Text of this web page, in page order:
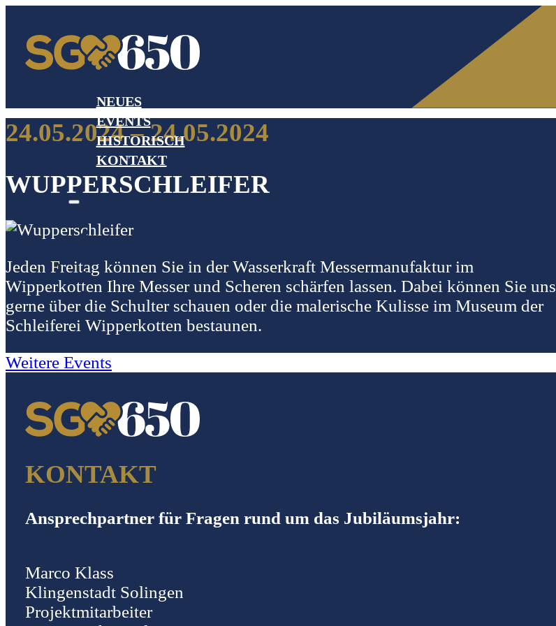
NEUES
EVENTS
HISTORISCH
KONTAKT
24.05.2024 – 24.05.2024
WUPPERSCHLEIFER
Jeden Freitag können Sie in der Wasserkraft Messermanufaktur im
Wipperkotten Ihre Messer und Scheren schärfen lassen. Dabei können Sie uns
gerne über die Schulter schauen oder die malerische Kulisse im Museum der
Schleiferei Wipperkotten bestaunen.
Weitere Events
KONTAKT
Ansprechpartner für Fragen rund um das Jubiläumsjahr:
Marco Klass
Klingenstadt Solingen
Projektmitarbeiter